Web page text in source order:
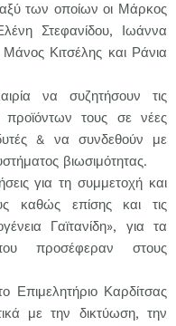
των οποίων οι Μάρκος
Στεφανίδου, Ιωάννα
Κιτσέλης και Ράνια
να συζητήσουν τις
τους σε νέες
& να συνδεθούν με
βιωσιμότητας.
για τη συμμετοχή και
καθώς επίσης και τις
Γαϊτανίδη», για τα
προσέφεραν στους
Καρδίτσας
με την δικτύωση, την